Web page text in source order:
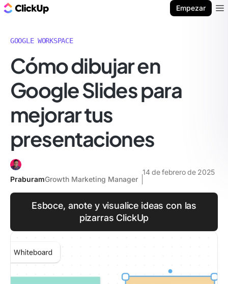
Empezar
GOOGLE WORKSPACE
Cómo dibujar en
Google Slides para
mejorar tus
presentaciones
PraburamGrowth Marketing Manager
14 de febrero de 2025
Esboce, anote y visualice ideas con las
pizarras ClickUp